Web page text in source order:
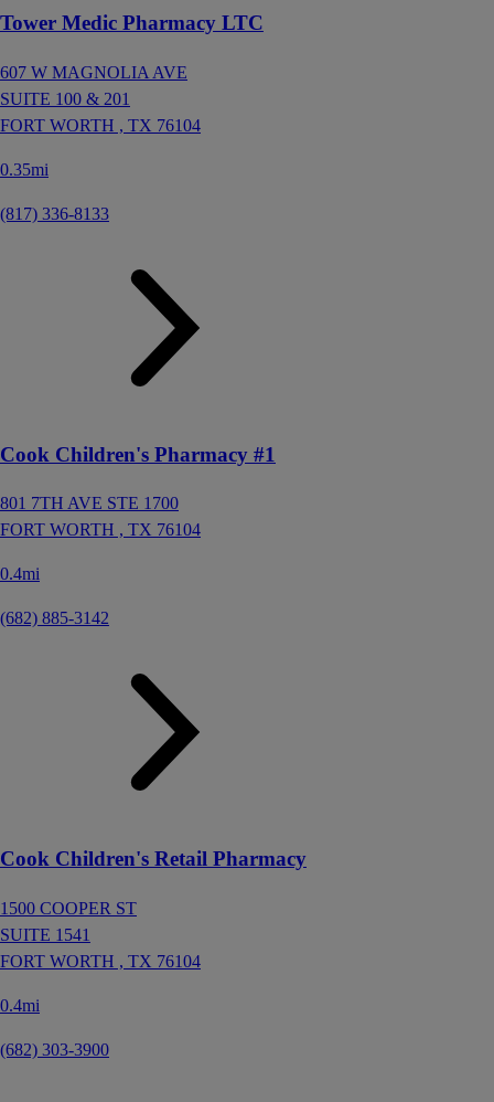
Tower Medic Pharmacy LTC
607 W MAGNOLIA AVE
SUITE 100 & 201
FORT WORTH , TX 76104
0.35mi
(817) 336-8133
Cook Children's Pharmacy #1
801 7TH AVE STE 1700
FORT WORTH , TX 76104
0.4mi
(682) 885-3142
Cook Children's Retail Pharmacy
1500 COOPER ST
SUITE 1541
FORT WORTH , TX 76104
0.4mi
(682) 303-3900